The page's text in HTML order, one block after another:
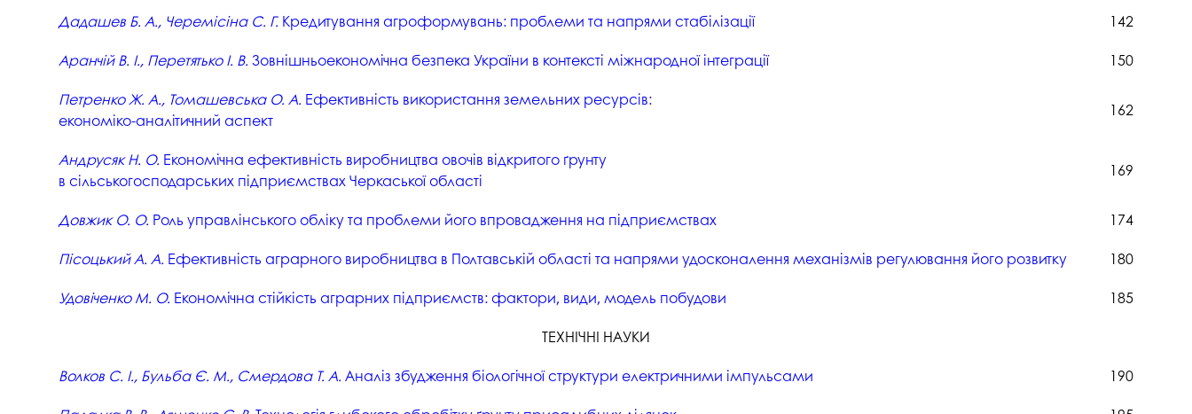
Дадашев Б. А., Черемісіна С. Г. Кредитування агроформувань: проблеми та напрями стабілізації
142
Аранчій В. І., Перетятько І. В. Зовнішньоекономічна безпека України в контексті міжнародної інтеграції
150
Петренко Ж. А., Томашевська О. А. Ефективність використання земельних ресурсів:
економіко-аналітичний аспект
162
Андрусяк Н. О. Економічна ефективність виробництва овочів відкритого ґрунту
в сільськогосподарських підприємствах Черкаської області
169
Довжик О. О. Роль управлінського обліку та проблеми його впровадження на підприємствах
174
Пісоцький А. А. Ефективність аграрного виробництва в Полтавській області та напрями удосконалення механізмів регулювання його розвитку
180
Удовіченко М. О. Економічна стійкість аграрних підприємств: фактори, види, модель побудови
185
ТЕХНІЧНІ НАУКИ
Волков С. І., Бульба Є. М., Смердова Т. А. Аналіз збудження біологічної структури електричними імпульсами
190